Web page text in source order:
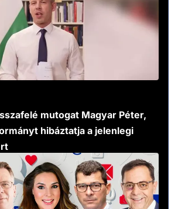
mutogat Magyar Péter,
hibáztatja a jelenlegi